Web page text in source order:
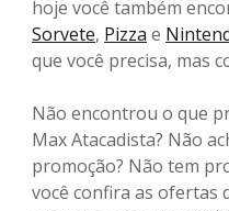
hoje você também
Sorvete, Pizza e
que você precisa, mas
Não encontrou o que
Max Atacadista? Não
promoção? Não tem
você confira as ofertas